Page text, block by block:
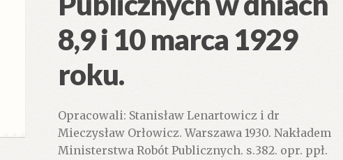
8,9 i 10 marca 1929
roku.
Opracowali: Stanisław Lenartowicz i dr
Mieczysław Orłowicz. Warszawa 1930. Nakładem
Ministerstwa Robót Publicznych. s.382. opr. ppł.